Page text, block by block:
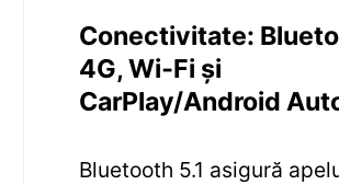
Conectivitate:
4G, Wi‑Fi și
CarPlay/Android
Bluetooth 5.1 asigură